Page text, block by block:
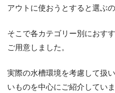
アウトに使おうとすると選ぶ
そこで各カテゴリー別におす
ご用意しました。
実際の水槽環境を考慮して扱
いものを中心にご紹介していま